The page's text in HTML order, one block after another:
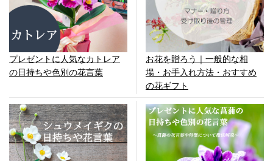
プレゼントに人気なカトレア
の日持ちや色別の花言葉
お花を贈ろう｜一般的な相
場・お手入れ方法・おすすめ
の花ギフト